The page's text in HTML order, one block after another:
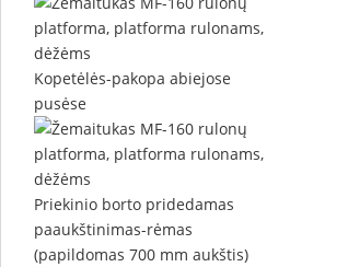
Kopetėlės-pakopa abiejose
pusėse
Priekinio borto pridedamas
paaukštinimas-rėmas
(papildomas 700 mm aukštis)